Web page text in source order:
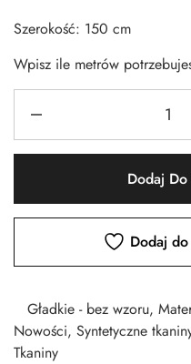
Szerokość: 150 cm
Wpisz ile metrów
Dodaj
Dodaj
Gładkie - bez wzoru,
Nowości, Syntetyczne
Tkaniny